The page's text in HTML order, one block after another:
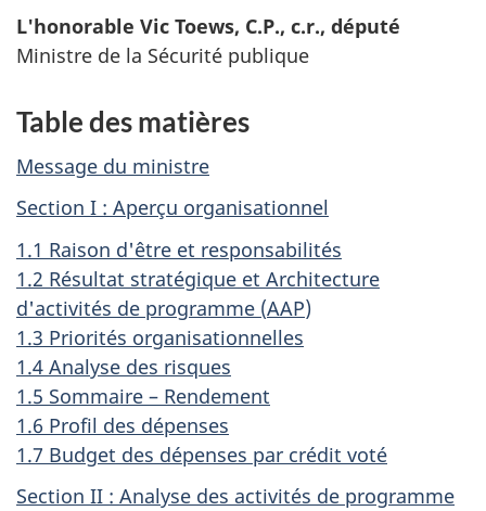
L'honorable Vic Toews, C.P., c.r., député
Ministre de la Sécurité publique
Table des matières
Message du ministre
Section I : Aperçu organisationnel
1.1 Raison d'être et responsabilités
1.2 Résultat stratégique et Architecture
d'activités de programme (AAP)
1.3 Priorités organisationnelles
1.4 Analyse des risques
1.5 Sommaire – Rendement
1.6 Profil des dépenses
1.7 Budget des dépenses par crédit voté
Section II : Analyse des activités de programme